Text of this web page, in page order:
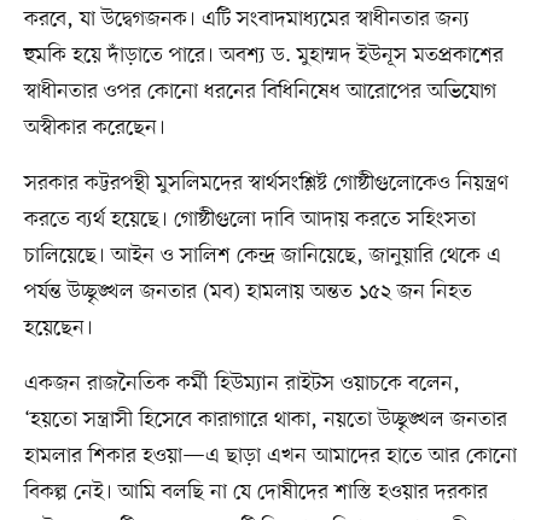
করবে, যা উদ্বেগজনক। এটি সংবাদমাধ্যমের স্বাধীনতার জন্য
হুমকি হয়ে দাঁড়াতে পারে। অবশ্য ড. মুহাম্মদ ইউনূস মতপ্রকাশের
স্বাধীনতার ওপর কোনো ধরনের বিধিনিষেধ আরোপের অভিযোগ
অস্বীকার করেছেন।
সরকার কট্টরপন্থী মুসলিমদের স্বার্থসংশ্লিষ্ট গোষ্ঠীগুলোকেও নিয়ন্ত্রণ
করতে ব্যর্থ হয়েছে। গোষ্ঠীগুলো দাবি আদায় করতে সহিংসতা
চালিয়েছে। আইন ও সালিশ কেন্দ্র জানিয়েছে, জানুয়ারি থেকে এ
পর্যন্ত উচ্ছৃঙ্খল জনতার (মব) হামলায় অন্তত ১৫২ জন নিহত
হয়েছেন।
একজন রাজনৈতিক কর্মী হিউম্যান রাইটস ওয়াচকে বলেন,
‘হয়তো সন্ত্রাসী হিসেবে কারাগারে থাকা, নয়তো উচ্ছৃঙ্খল জনতার
হামলার শিকার হওয়া—এ ছাড়া এখন আমাদের হাতে আর কোনো
বিকল্প নেই। আমি বলছি না যে দোষীদের শাস্তি হওয়ার দরকার